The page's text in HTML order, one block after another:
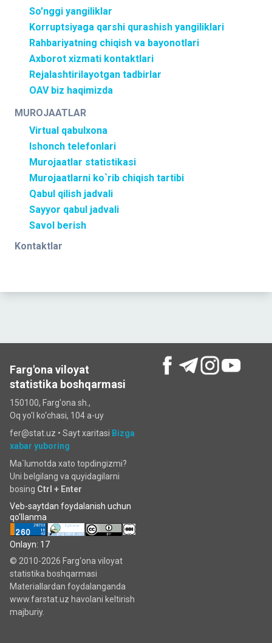
So'nggi yangiliklar
Korruptsiyaga qarshi qurashish yangiliklari
Rahbariyatning chiqish va bayonotlari
Axborot xizmati kontaktlari
Rejalashtirilayotgan tadbirlar
OAV biz haqimizda
MUROJAATLAR
Virtual qabulxona
Ishonch telefonlari
Murojaatlar statistikasi
Murojaatlarni ko`rib chiqish tartibi
Qabul qilish jadvali
Sayyor qabul jadvali
Savol berish
Kontaktlar
Farg'ona viloyat
statistika boshqarmasi
150100, Farg'ona sh.,
Oq yo'l ko‘chаsi, 104 a-uy
fer@stat.uz • Sayt xaritasi Bizga
xabar yuboring
Ma`lumotda xato topdingizmi?
Uni belgilang va quyidagilarni
bosing Ctrl + Enter
Veb-saytdan foydalanish uchun
qo'llanma
Onlayn: 17
© 2010-2026 Farg‘ona viloyat
statistika boshqarmasi
Materiallardan foydalanganda
www.farstat.uz havolani keltirish
majburiy.